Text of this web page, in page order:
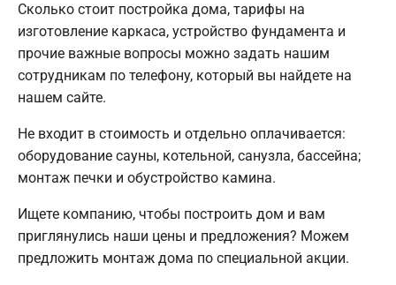
Сколько стоит постройка дома, тарифы на
изготовление каркаса, устройство фундамента и
прочие важные вопросы можно задать нашим
сотрудникам по телефону, который вы найдете на
нашем сайте.
Не входит в стоимость и отдельно оплачивается:
оборудование сауны, котельной, санузла, бассейна;
монтаж печки и обустройство камина.
Ищете компанию, чтобы построить дом и вам
приглянулись наши цены и предложения? Можем
предложить монтаж дома по специальной акции.